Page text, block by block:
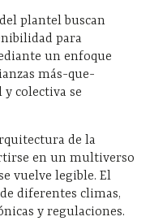
plantel buscan
para
un enfoque
más-que-
colectiva se
de la
en un multiverso
vuelve legible. El
diferentes climas,
y regulaciones.